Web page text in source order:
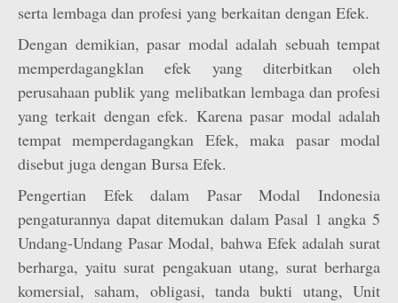
serta lembaga dan profesi yang berkaitan dengan Efek.
Dengan demikian, pasar modal adalah sebuah tempat
memperdagangklan efek yang diterbitkan oleh
perusahaan publik yang melibatkan lembaga dan profesi
yang terkait dengan efek. Karena pasar modal adalah
tempat memperdagangkan Efek, maka pasar modal
disebut juga dengan Bursa Efek.
Pengertian Efek dalam Pasar Modal Indonesia
pengaturannya dapat ditemukan dalam Pasal 1 angka 5
Undang-Undang Pasar Modal, bahwa Efek adalah surat
berharga, yaitu surat pengakuan utang, surat berharga
komersial, saham, obligasi, tanda bukti utang, Unit